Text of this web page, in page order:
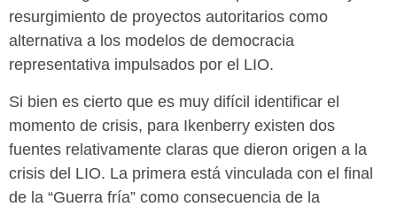
resurgimiento de proyectos autoritarios como
alternativa a los modelos de democracia
representativa impulsados por el LIO.
Si bien es cierto que es muy difícil identificar el
momento de crisis, para Ikenberry existen dos
fuentes relativamente claras que dieron origen a la
crisis del LIO. La primera está vinculada con el final
de la “Guerra fría” como consecuencia de la